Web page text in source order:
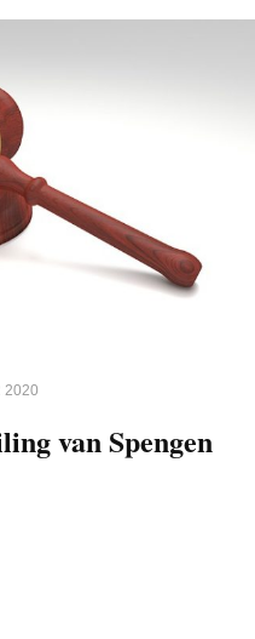
2020
van Spengen